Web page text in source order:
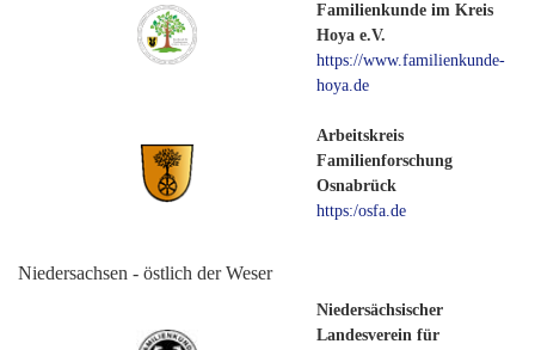
Familienkunde im Kreis
Hoya e.V.
https://www.familienkunde-
hoya.de
Arbeitskreis
Familienforschung
Osnabrück
https:/osfa.de
Niedersachsen - östlich der Weser
Niedersächsischer
Landesverein für